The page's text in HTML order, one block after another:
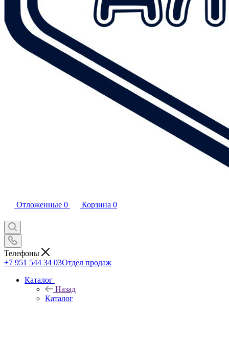
Отложенные 0 Корзина 0
Телефоны
+7 951 544 34 03Отдел продаж
Каталог
Назад
Каталог